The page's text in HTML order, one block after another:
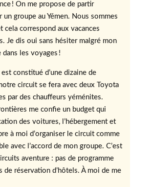
! On me propose de partir
un groupe au Yémen. Nous sommes
cela correspond aux vacances
Je dis oui sans hésiter malgré mon
dans les voyages !
constitué d’une dizaine de
circuit se fera avec deux Toyota
par des chauffeurs yéménites.
me confie un budget qui
des voitures, l’hébergement et
à moi d’organiser le circuit comme
avec l’accord de mon groupe. C’est
aventure : pas de programme
de réservation d’hôtels. À moi de me